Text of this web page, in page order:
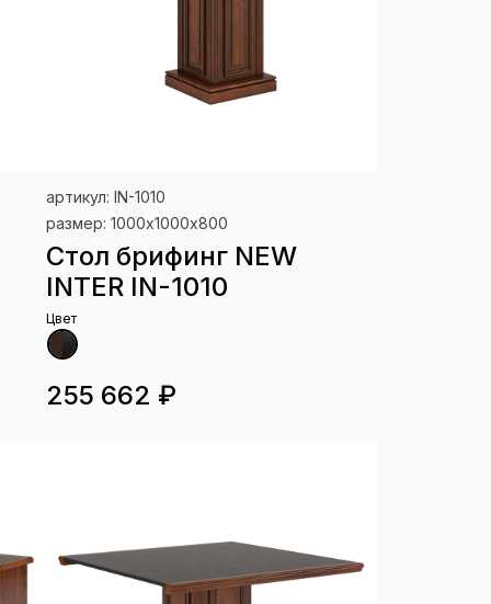
артикул: IN-1010
размер: 1000х1000х800
Стол брифинг NEW
INTER IN-1010
Цвет
255 662 ₽